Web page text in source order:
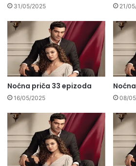
31/05/2025 21/
Noćna priča 33 epizoda
16/05/2025 08/